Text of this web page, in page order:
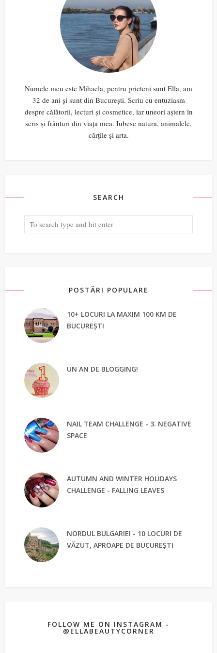
Numele meu este Mihaela, pentru prieteni sunt Ella, am
32 de ani și sunt din București. Scriu cu entuziasm
despre călătorii, lecturi și cosmetice, iar uneori aștern în
scris și frânturi din viața mea. Iubesc natura, animalele,
cărțile și arta.
SEARCH
POSTĂRI POPULARE
10+ LOCURI LA MAXIM 100 KM DE
BUCUREȘTI
UN AN DE BLOGGING!
NAIL TEAM CHALLENGE - 3. NEGATIVE
SPACE
AUTUMN AND WINTER HOLIDAYS
CHALLENGE - FALLING LEAVES
NORDUL BULGARIEI - 10 LOCURI DE
VĂZUT, APROAPE DE BUCUREȘTI
FOLLOW ME ON INSTAGRAM -
@ELLABEAUTYCORNER